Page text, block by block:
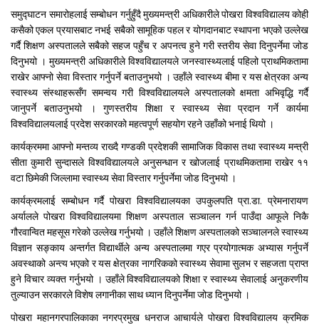
समुद्घाटन समारोहलाई सम्बोधन गर्नुहुँदै मुख्यमन्त्री अधिकारीले पोखरा विश्वविद्यालय कोही
कसैको एकल प्रयासबाट नभई सबैको सामूहिक पहल र योगदानबाट स्थापना भएको उल्लेख
गर्दै शिक्षण अस्पतालले सबैको सहज पहुँच र अपनत्व हुने गरी स्तरीय सेवा दिनुपर्नेमा जोड
दिनुभयो । मुख्यमन्त्री अधिकारीले विश्वविद्यालयले जनस्वास्थ्यलाई पहिलो प्राथमिकतामा
राखेर आफ्नो सेवा विस्तार गर्नुपर्ने बताउनुभयो । उहाँले स्वास्थ्य बीमा र यस क्षेत्रका अन्य
स्वास्थ्य संस्थाहरूसँग समन्वय गरी विश्वविद्यालयले अस्पतालको क्षमता अभिवृद्धि गर्दै
जानुपर्ने बताउनुभयो । गुणस्तरीय शिक्षा र स्वास्थ्य सेवा प्रदान गर्ने कार्यमा
विश्वविद्यालयलाई प्रदेश सरकारको महत्वपूर्ण सहयोग रहने उहाँको भनाई थियो ।
कार्यक्रममा आफ्नो मन्तव्य राख्दै गण्डकी प्रदेशकी सामाजिक विकास तथा स्वास्थ्य मन्त्री
सीता कुमारी सुन्दासले विश्वविद्यालयले अनुसन्धान र खोजलाई प्राथमिकतामा राखेर ११
वटा छिमेकी जिल्लामा स्वास्थ्य सेवा विस्तार गर्नुपर्नेमा जोड दिनुभयो ।
कार्यक्रमलाई सम्बोधन गर्दै पोखरा विश्वविद्यालयका उपकुलपति प्रा.डा. प्रेमनारायण
अर्यालले पोखरा विश्वविद्यालयमा शिक्षण अस्पताल सञ्चालन गर्न पाउँदा आफूले निकै
गौरवान्वित महसूस गरेको उल्लेख गर्नुभयो । उहाँले शिक्षण अस्पतालको सञ्चालनले स्वास्थ्य
विज्ञान सङ्काय अन्तर्गत विद्यार्थीले अन्य अस्पतालमा गएर प्रयोगात्मक अभ्यास गर्नुपर्ने
अवस्थाको अन्त्य भएको र यस क्षेत्रका नागरिकको स्वास्थ्य सेवामा सुलभ र सहजता प्राप्त
हुने विचार व्यक्त गर्नुभयो । उहाँले विश्वविद्यालयको शिक्षा र स्वास्थ्य सेवालाई अनुकरणीय
तुल्याउन सरकारले विशेष लगानीका साथ ध्यान दिनुपर्नेमा जोड दिनुभयो ।
पोखरा महानगरपालिकाका नगरप्रमुख धनराज आचार्यले पोखरा विश्वविद्यालय क्रमिक